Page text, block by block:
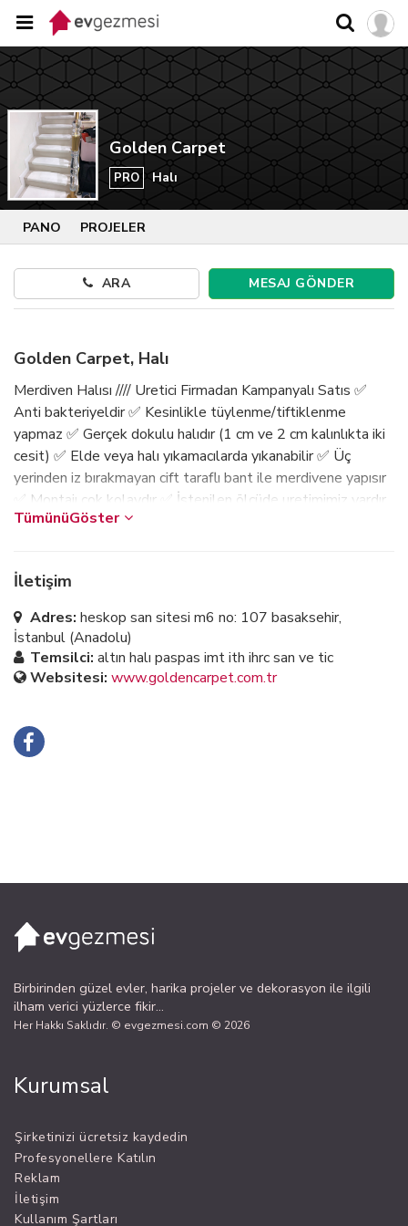
Golden Carpet
PRO Halı
PANO PROJELER
ARA MESAJ GÖNDER
Golden Carpet, Halı
Merdiven Halısı //// Uretici Firmadan Kampanyalı Satıs ✅
Anti bakteriyeldir ✅ Kesinlikle tüylenme/tiftiklenme
yapmaz ✅ Gerçek dokulu halıdır (1 cm ve 2 cm kalınlıkta iki
cesit) ✅ Elde veya halı yıkamacılarda yıkanabilir ✅ Üç
yerinden iz bırakmayan cift taraflı bant ile merdivene yapısır
✅ Montajı cok kolaydır ✅ İstenilen ölcüde uretimimiz vardır
✅ Dönerli merdivenler icin özel kesim (ölçülerini vermeniz
Hizmet Verilen Sehirler
İstanbul (Anadolu)
İletişim
Adres: heskop san sitesi m6 no: 107 basaksehir,
İstanbul (Anadolu)
Temsilci: altın halı paspas imt ith ihrc san ve tic
Websitesi: www.goldencarpet.com.tr
Birbirinden güzel evler, harika projeler ve dekorasyon ile ilgili
ilham verici yüzlerce fikir...
Her Hakkı Saklıdır. © evgezmesi.com © 2026
Kurumsal
Şirketinizi ücretsiz kaydedin
Profesyonellere Katılın
Reklam
İletişim
Kullanım Şartları